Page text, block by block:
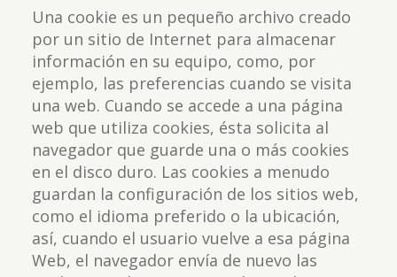
Una cookie es un pequeño archivo creado
por un sitio de Internet para almacenar
información en su equipo, como, por
ejemplo, las preferencias cuando se visita
una web. Cuando se accede a una página
web que utiliza cookies, ésta solicita al
navegador que guarde una o más cookies
en el disco duro. Las cookies a menudo
guardan la configuración de los sitios web,
como el idioma preferido o la ubicación,
así, cuando el usuario vuelve a esa página
Web, el navegador envía de nuevo las